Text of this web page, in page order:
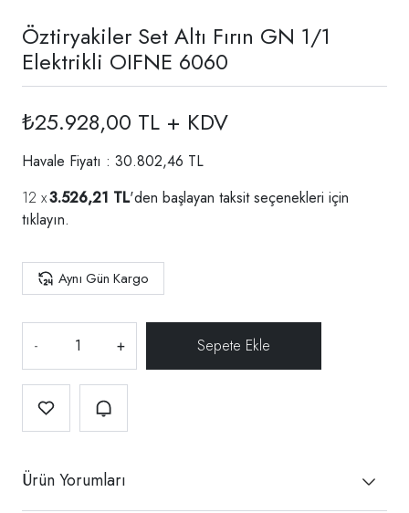
Öztiryakiler Set Altı Fırın GN 1/1
Elektrikli OIFNE 6060
₺25.928,00 TL + KDV
Havale Fiyatı : 30.802,46 TL
3.526,21 TL'den başlayan taksit seçenekleri için
tıklayın.
Aynı Gün Kargo
- +
Ürün Yorumları